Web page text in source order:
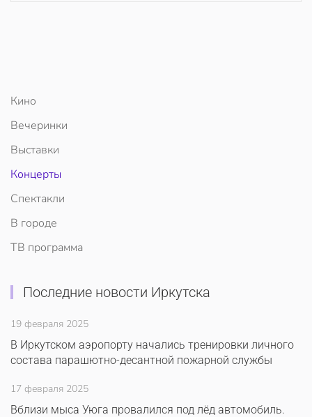
Кино
Вечеринки
Выставки
Концерты
Спектакли
В городе
ТВ программа
Последние новости Иркутска
19 февраля 2025
В Иркутском аэропорту начались тренировки личного
состава парашютно-десантной пожарной службы
17 февраля 2025
Вблизи мыса Уюга провалился под лёд автомобиль.